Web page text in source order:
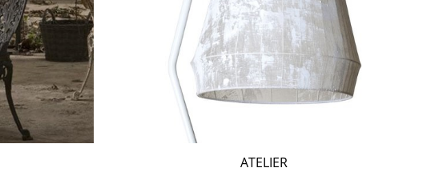
ATELIER